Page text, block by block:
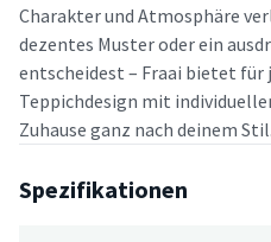
Charakter und Atmosphäre
dezentes Muster oder ein
entscheidest – Fraai bietet für
Teppichdesign mit
Zuhause ganz nach deinem
Spezifikationen